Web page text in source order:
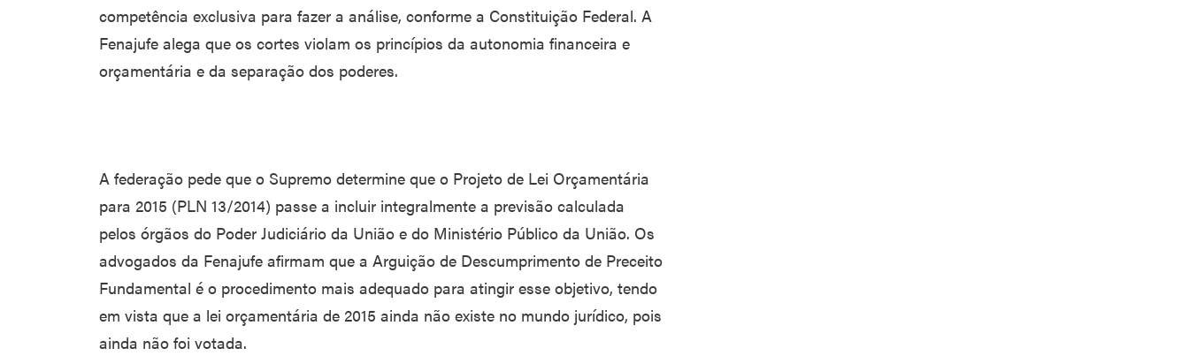
competência exclusiva para fazer a análise, conforme a Constituição Federal. A
Fenajufe alega que os cortes violam os princípios da autonomia financeira e
orçamentária e da separação dos poderes.
A federação pede que o Supremo determine que o Projeto de Lei Orçamentária
para 2015 (PLN 13/2014) passe a incluir integralmente a previsão calculada
pelos órgãos do Poder Judiciário da União e do Ministério Público da União. Os
advogados da Fenajufe afirmam que a Arguição de Descumprimento de Preceito
Fundamental é o procedimento mais adequado para atingir esse objetivo, tendo
em vista que a lei orçamentária de 2015 ainda não existe no mundo jurídico, pois
ainda não foi votada.